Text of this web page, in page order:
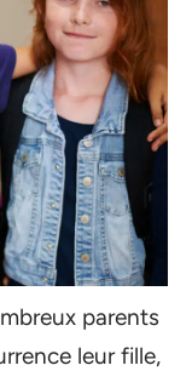
parents
leur fille,